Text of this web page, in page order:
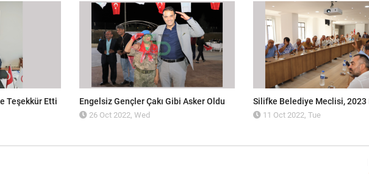
Teşekkür Etti Engelsiz Gençler Çakı Gibi Asker Oldu
26 Oct 2022, Wed 11 Oct 2022, Tue